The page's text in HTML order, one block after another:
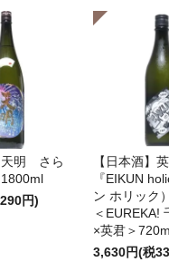
天明 さら
円)
【日本酒】
『EIKUN
ン ホリッ
＜EUREKA!
×英君＞
3,630円(税